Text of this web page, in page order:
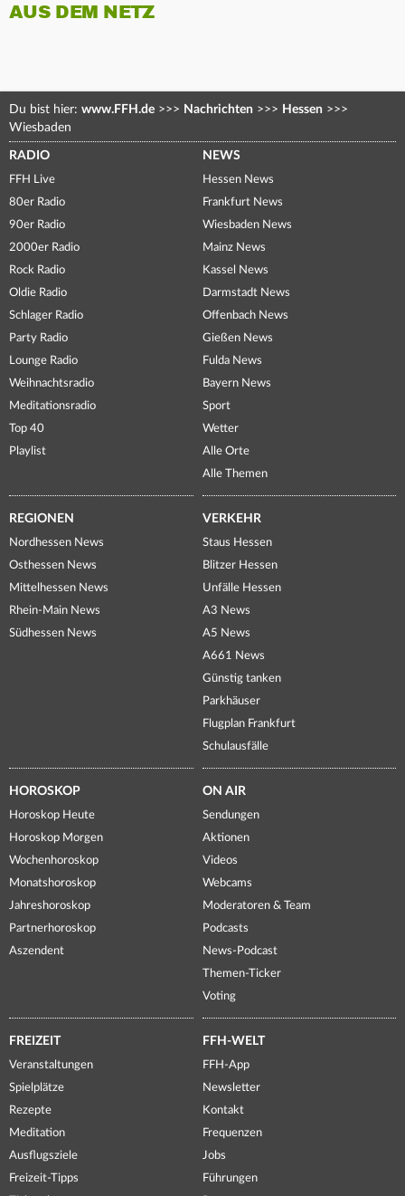
AUS DEM NETZ
Du bist hier: www.FFH.de >>> Nachrichten >>> Hessen >>>
Wiesbaden
RADIO
FFH Live
80er Radio
90er Radio
2000er Radio
Rock Radio
Oldie Radio
Schlager Radio
Party Radio
Lounge Radio
Weihnachtsradio
Meditationsradio
Top 40
Playlist
NEWS
Hessen News
Frankfurt News
Wiesbaden News
Mainz News
Kassel News
Darmstadt News
Offenbach News
Gießen News
Fulda News
Bayern News
Sport
Wetter
Alle Orte
Alle Themen
REGIONEN
Nordhessen News
Osthessen News
Mittelhessen News
Rhein-Main News
Südhessen News
VERKEHR
Staus Hessen
Blitzer Hessen
Unfälle Hessen
A3 News
A5 News
A661 News
Günstig tanken
Parkhäuser
Flugplan Frankfurt
Schulausfälle
HOROSKOP
Horoskop Heute
Horoskop Morgen
Wochenhoroskop
Monatshoroskop
Jahreshoroskop
Partnerhoroskop
Aszendent
ON AIR
Sendungen
Aktionen
Videos
Webcams
Moderatoren & Team
Podcasts
News-Podcast
Themen-Ticker
Voting
FREIZEIT
Veranstaltungen
Spielplätze
Rezepte
Meditation
Ausflugsziele
Freizeit-Tipps
FFH-WELT
FFH-App
Newsletter
Kontakt
Frequenzen
Jobs
Führungen